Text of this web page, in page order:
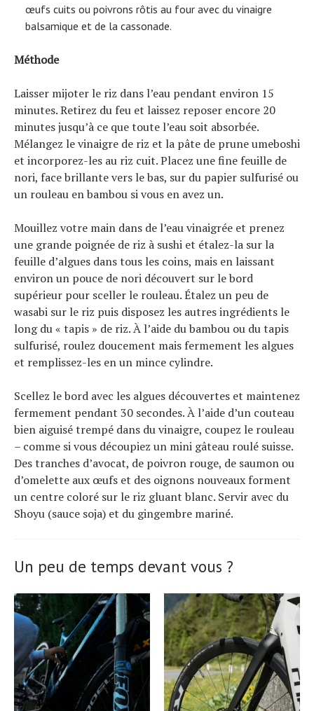
œufs cuits ou poivrons rôtis au four avec du vinaigre
balsamique et de la cassonade.
Méthode
Laisser mijoter le riz dans l’eau pendant environ 15
minutes. Retirez du feu et laissez reposer encore 20
minutes jusqu’à ce que toute l’eau soit absorbée.
Mélangez le vinaigre de riz et la pâte de prune umeboshi
et incorporez-les au riz cuit. Placez une fine feuille de
nori, face brillante vers le bas, sur du papier sulfurisé ou
un rouleau en bambou si vous en avez un.
Mouillez votre main dans de l’eau vinaigrée et prenez
une grande poignée de riz à sushi et étalez-la sur la
feuille d’algues dans tous les coins, mais en laissant
environ un pouce de nori découvert sur le bord
supérieur pour sceller le rouleau. Étalez un peu de
wasabi sur le riz puis disposez les autres ingrédients le
long du « tapis » de riz. À l’aide du bambou ou du tapis
sulfurisé, roulez doucement mais fermement les algues
et remplissez-les en un mince cylindre.
Scellez le bord avec les algues découvertes et maintenez
fermement pendant 30 secondes. À l’aide d’un couteau
bien aiguisé trempé dans du vinaigre, coupez le rouleau
– comme si vous découpiez un mini gâteau roulé suisse.
Des tranches d’avocat, de poivron rouge, de saumon ou
d’omelette aux œufs et des oignons nouveaux forment
un centre coloré sur le riz gluant blanc. Servir avec du
Shoyu (sauce soja) et du gingembre mariné.
Un peu de temps devant vous ?